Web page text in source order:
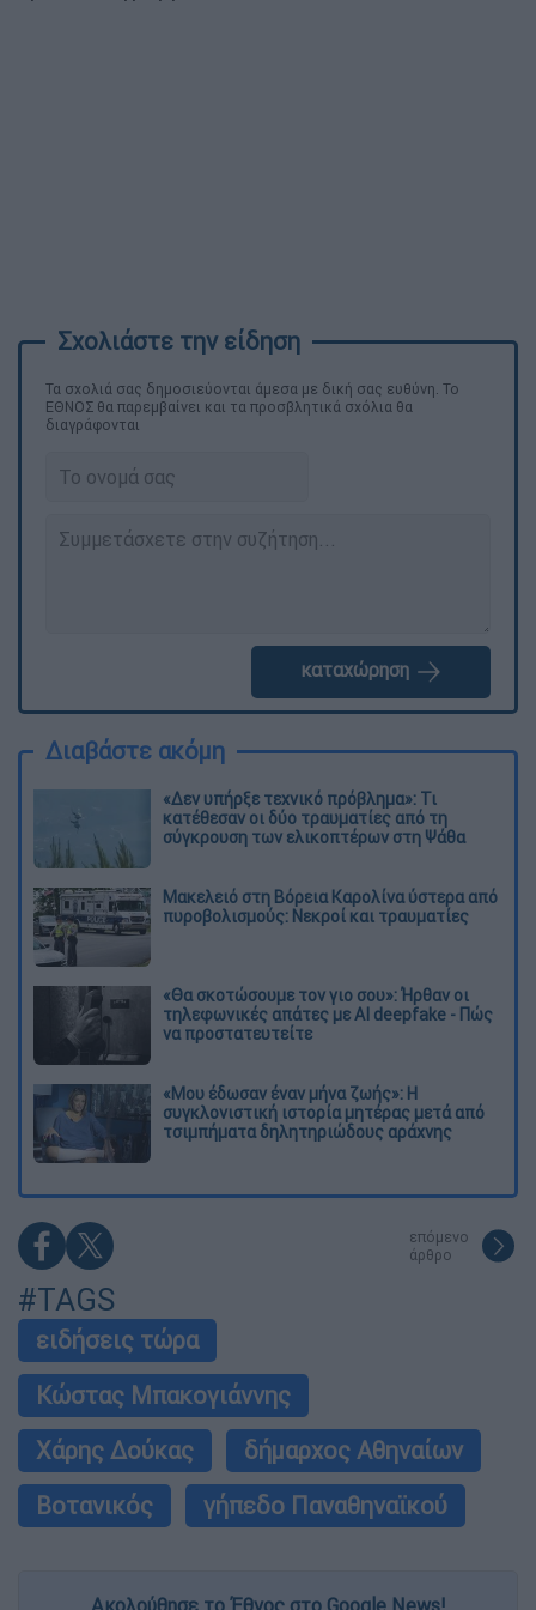
Τα σχολιά σας δημοσιεύονται άμεσα με δική σας ευθύνη. Το
ΕΘΝΟΣ θα παρεμβαίνει και τα προσβλητικά σχόλια θα
διαγράφονται
καταχώρηση
Διαβάστε ακόμη
«Δεν υπήρξε τεχνικό πρόβλημα»: Τι
κατέθεσαν οι δύο τραυματίες από τη
σύγκρουση των ελικοπτέρων στη Ψάθα
Μακελειό στη Βόρεια Καρολίνα ύστερα από
πυροβολισμούς: Νεκροί και τραυματίες
«Θα σκοτώσουμε τον γιο σου»: Ήρθαν οι
τηλεφωνικές απάτες με AI deepfake - Πώς
να προστατευτείτε
«Μου έδωσαν έναν μήνα ζωής»: Η
συγκλονιστική ιστορία μητέρας μετά από
τσιμπήματα δηλητηριώδους αράχνης
επόμενο
άρθρο
#TAGS
ειδήσεις τώρα
Κώστας Μπακογιάννης
Χάρης Δούκας
δήμαρχος Αθηναίων
Βοτανικός
γήπεδο Παναθηναϊκού
Ακολούθησε το Έθνος στο Google News!